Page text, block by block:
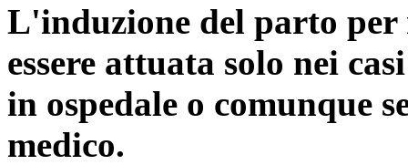
L'induzione del parto per
essere attuata solo nei
in ospedale o comunque
medico.